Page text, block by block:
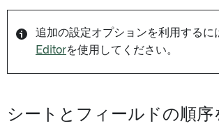
追加の設定オプションを利用するに
Editorを使用してください。
シートとフィールドの順序